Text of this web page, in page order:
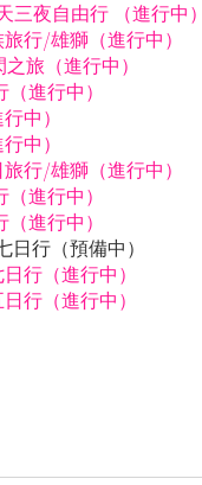
三夜自由行 （進行中）
行/雄獅（進行中）
旅（進行中）
（進行中）
中）
中）
行/雄獅（進行中）
（進行中）
（進行中）
日行（預備中）
行（進行中）
行（進行中）